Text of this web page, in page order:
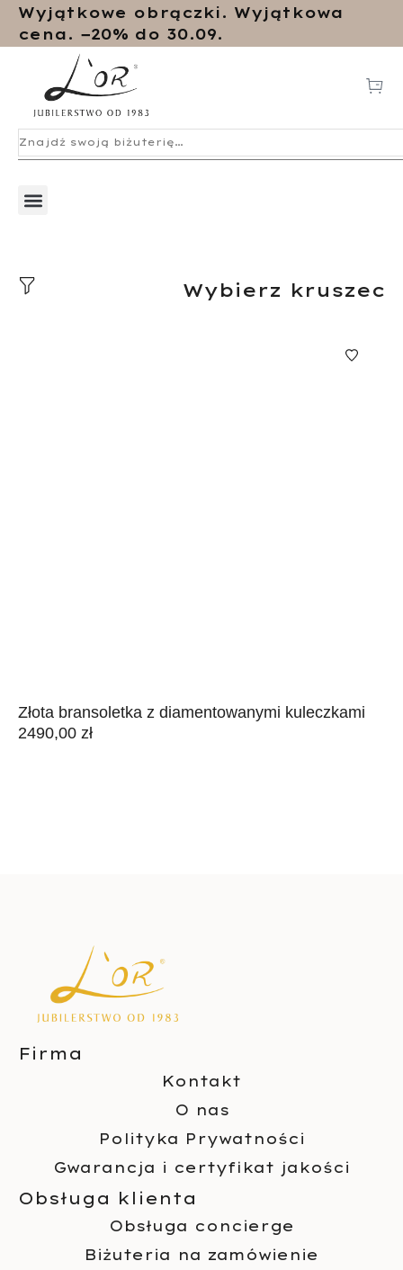
Wyjątkowe obrączki. Wyjątkowa
cena. −20% do 30.09.
Wybierz kruszec
Złota bransoletka z diamentowanymi kuleczkami
2490,00 zł
Firma
Kontakt
O nas
Polityka Prywatności
Gwarancja i certyfikat jakości
Obsługa klienta
Obsługa concierge
Biżuteria na zamówienie